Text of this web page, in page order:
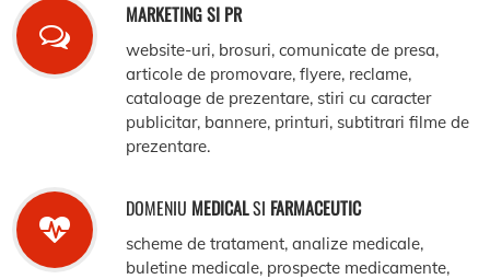
MARKETING SI PR
website-uri, brosuri, comunicate de presa,
articole de promovare, flyere, reclame,
cataloage de prezentare, stiri cu caracter
publicitar, bannere, printuri, subtitrari filme de
prezentare.
DOMENIU MEDICALSI FARMACEUTIC
scheme de tratament, analize medicale,
buletine medicale, prospecte medicamente,